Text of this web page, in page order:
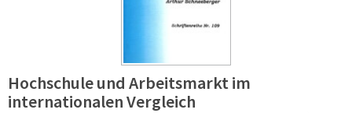
Hochschule und Arbeitsmarkt im
internationalen Vergleich